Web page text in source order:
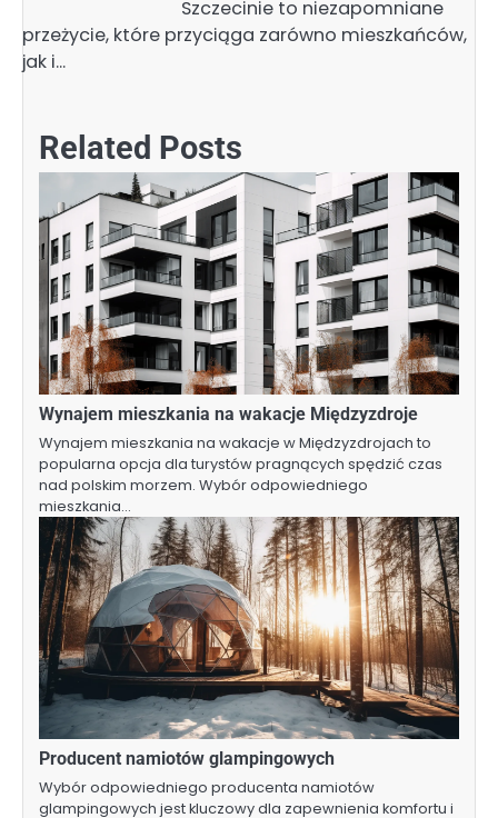
Szczecinie to niezapomniane
przeżycie, które przyciąga zarówno mieszkańców,
jak i…
Related Posts
Wynajem mieszkania na wakacje Międzyzdroje
Wynajem mieszkania na wakacje w Międzyzdrojach to
popularna opcja dla turystów pragnących spędzić czas
nad polskim morzem. Wybór odpowiedniego
mieszkania…
Producent namiotów glampingowych
Wybór odpowiedniego producenta namiotów
glampingowych jest kluczowy dla zapewnienia komfortu i